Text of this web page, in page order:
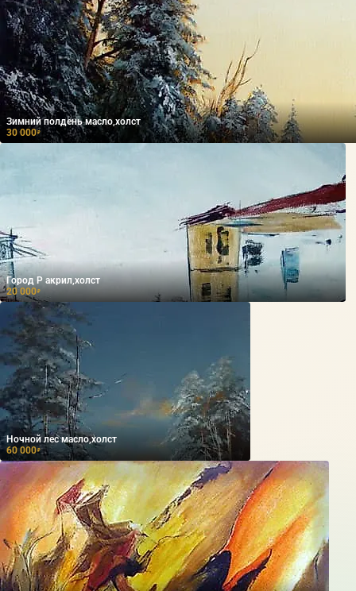
Зимний полдень масло,холст
30 000₽
Город Р акрил,холст
20 000₽
Ночной лес масло,холст
60 000₽